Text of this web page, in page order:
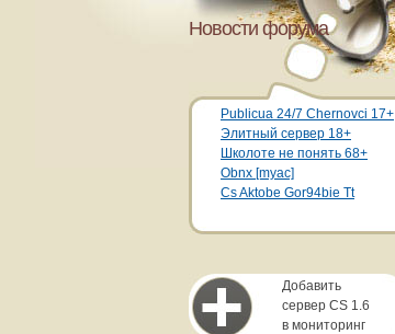
Новости форума
Publicua 24/7 Chernovci 17+
Элитный сервер 18+
Школоте не понять 68+
Obnx [myac]
Cs Aktobe Gor94bie Tt
Добавить
сервер CS 1.6
в мониторинг